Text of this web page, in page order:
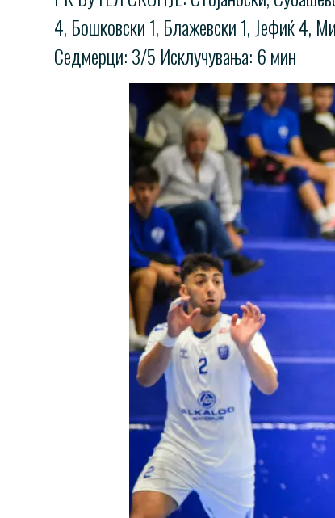
4, Бошковски 1, Блажевски 1, Јефиќ 4,
Седмерци: 3/5 Исклучувања: 6 мин